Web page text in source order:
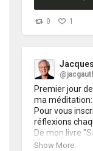
0 1
Premier jour
ma méditation:
Pour vous
réflexions
De mon livre
@NovalisFr
Show More